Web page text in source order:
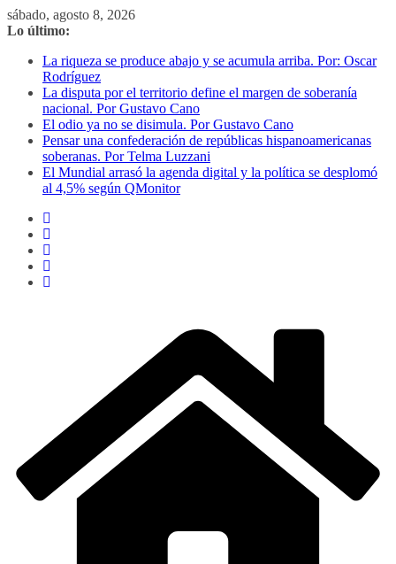
Saltar
al
sábado, agosto 8, 2026
Lo último:
La riqueza se produce abajo y se acumula arriba. Por: Oscar
Rodríguez
La disputa por el territorio define el margen de soberanía
nacional. Por Gustavo Cano
El odio ya no se disimula. Por Gustavo Cano
Pensar una confederación de repúblicas hispanoamericanas
soberanas. Por Telma Luzzani
El Mundial arrasó la agenda digital y la política se desplomó
al 4,5% según QMonitor